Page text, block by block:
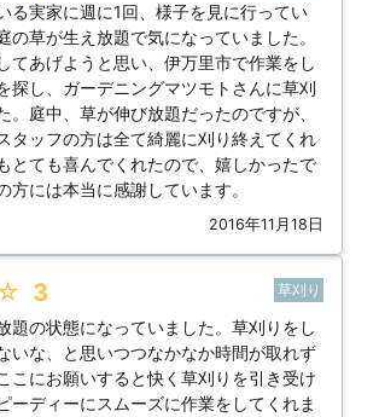
る実家に週に1回、様子を見に行ってい
の草が生え放題で気になっていました。
てあげようと思い、伊万里市で作業をし
探し、ガーデニングマツモトさんに草刈
。庭中、草が伸び放題だったのですが、
タッフの方は全て綺麗に刈り終えてくれ
とても喜んでくれたので、嬉しかったで
方には本当に感謝しています。
2016年11月18日
3 草刈り
題の状態になっていました。草刈りをし
いな、と思いつつなかなか時間が取れず
こにお願いすると快く草刈りを引き受け
ーディーにスムーズに作業をしてくれま